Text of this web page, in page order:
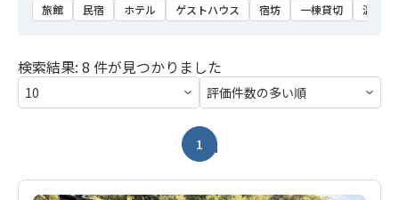
旅館 民宿 ホテル ゲストハウス 宿坊 一棟貸切 温泉
検索結果: 8 件が見つかりました
1